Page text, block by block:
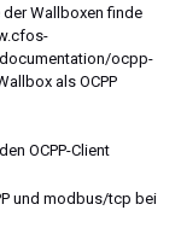
Wallboxen finde
ocpp-
als OCPP
OCPP-Client
und modbus/tcp bei